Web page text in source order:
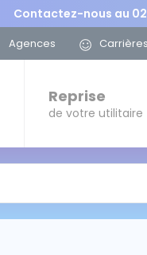
Contactez-nous au
Agences Carrières
Reprise
de votre utilitaire